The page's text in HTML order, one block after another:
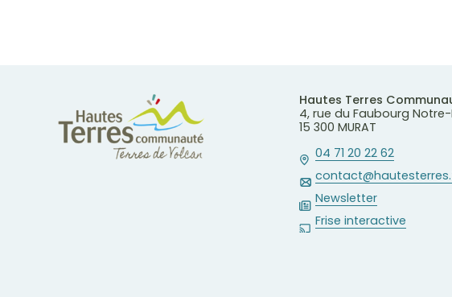
Hautes Terres
4, rue du Faubourg
15 300 MURAT
04 71 20 22 62
Newsletter
Frise interactive